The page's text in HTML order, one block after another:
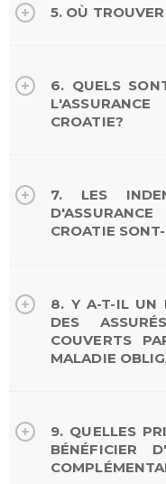
5. OÙ
6. QUELS
CROATIE?
7. LES
CROATIE
8. Y A-T-IL UN
DES
COUVERTS
MALADIE
9. QUELLES
BÉNÉFICIER